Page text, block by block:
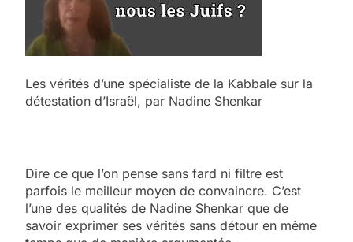
Les vérités d’une spécialiste de la Kabbale sur la
détestation d’Israël, par Nadine Shenkar
Dire ce que l’on pense sans fard ni filtre est
parfois le meilleur moyen de convaincre. C’est
l’une des qualités de Nadine Shenkar que de
savoir exprimer ses vérités sans détour en même